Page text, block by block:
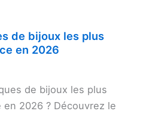
de bijoux les plus
en 2026
de bijoux les plus
2026 ? Découvrez le